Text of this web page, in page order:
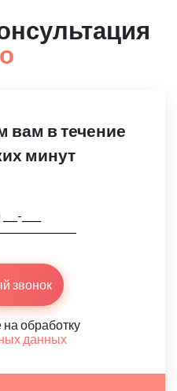
вам в течение
минут
звонок
обработку
данных